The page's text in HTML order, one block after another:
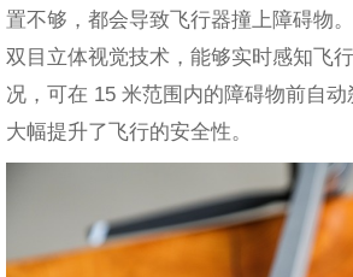
置不够，都会导致飞行器撞上障碍物
双目立体视觉技术，能够实时感知飞
况，可在 15 米范围内的障碍物前自动
大幅提升了飞行的安全性。